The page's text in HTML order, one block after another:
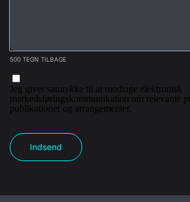
500 TEGN TILBAGE
Jeg giver samtykke til at modtage elektronisk
markedsføringskommunikation om relevante
publikationer og arrangementer.
Indsend